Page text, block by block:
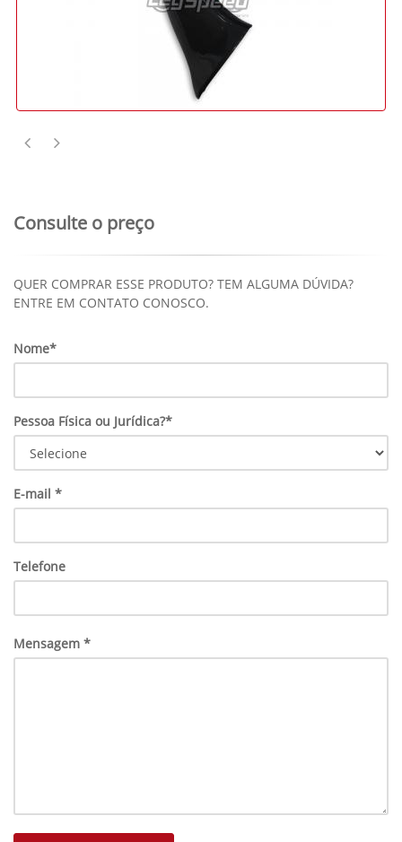
Consulte o preço
QUER COMPRAR ESSE PRODUTO? TEM ALGUMA DÚVIDA?
ENTRE EM CONTATO CONOSCO.
Nome*
Pessoa Física ou Jurídica?*
E-mail *
Telefone
Mensagem *